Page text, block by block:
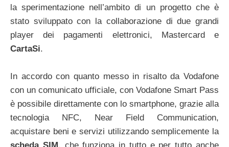
la sperimentazione nell’ambito di un progetto che è
stato sviluppato con la collaborazione di due grandi
player dei pagamenti elettronici, Mastercard e
CartaSi.
In accordo con quanto messo in risalto da Vodafone
con un comunicato ufficiale, con Vodafone Smart Pass
è possibile direttamente con lo smartphone, grazie alla
tecnologia NFC, Near Field Communication,
acquistare beni e servizi utilizzando semplicemente la